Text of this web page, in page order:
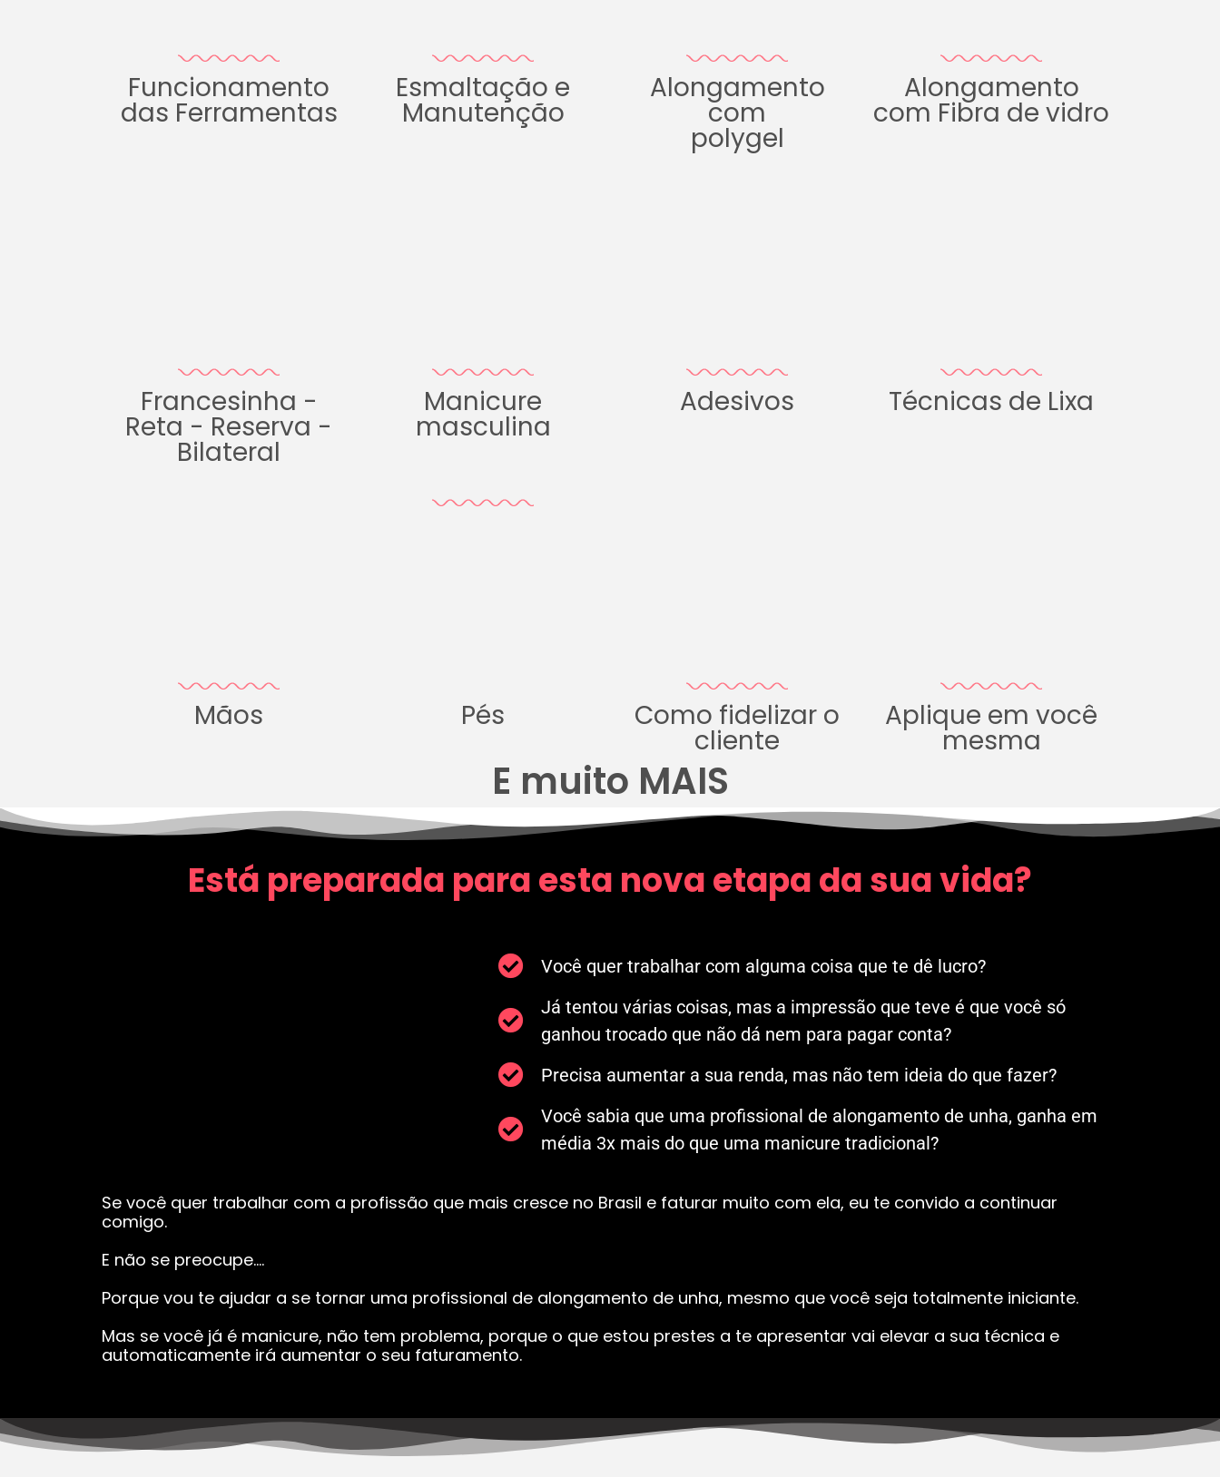
Funcionamento
das Ferramentas
Esmaltação e
Manutenção
Alongamento
com
polygel
Alongamento
com Fibra de vidro
Francesinha -
Reta - Reserva -
Bilateral
Manicure
masculina
Adesivos Técnicas de Lixa
Mãos Pés Como fidelizar o
cliente
Aplique em você
mesma
E muito MAIS
Está preparada para esta nova etapa da sua vida?
Você quer trabalhar com alguma coisa que te dê lucro?
Já tentou várias coisas, mas a impressão que teve é que você só
ganhou trocado que não dá nem para pagar conta?
Precisa aumentar a sua renda, mas não tem ideia do que fazer?
Você sabia que uma profissional de alongamento de unha, ganha em
média 3x mais do que uma manicure tradicional?
Se você quer trabalhar com a profissão que mais cresce no Brasil e faturar muito com ela, eu te convido a continuar
comigo.
E não se preocupe….
Porque vou te ajudar a se tornar uma profissional de alongamento de unha, mesmo que você seja totalmente iniciante.
Mas se você já é manicure, não tem problema, porque o que estou prestes a te apresentar vai elevar a sua técnica e
automaticamente irá aumentar o seu faturamento.